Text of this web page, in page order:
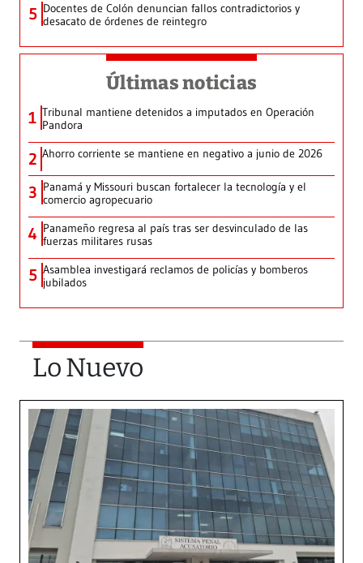
5 Docentes de Colón denuncian fallos contradictorios y
desacato de órdenes de reintegro
Últimas noticias
1 Tribunal mantiene detenidos a imputados en Operación
Pandora
2 Ahorro corriente se mantiene en negativo a junio de 2026
3 Panamá y Missouri buscan fortalecer la tecnología y el
comercio agropecuario
4 Panameño regresa al país tras ser desvinculado de las
fuerzas militares rusas
5 Asamblea investigará reclamos de policías y bomberos
jubilados
Lo Nuevo